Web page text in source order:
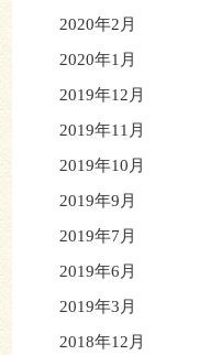
2020年2月
2020年1月
2019年12月
2019年11月
2019年10月
2019年9月
2019年7月
2019年6月
2019年3月
2018年12月